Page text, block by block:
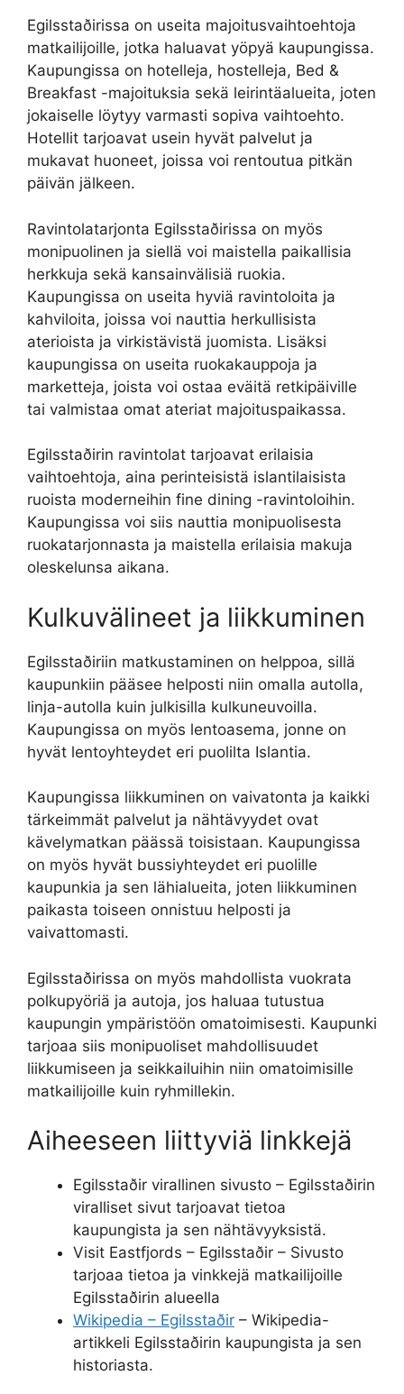
Egilsstaðirissa on useita majoitusvaihtoehtoja
matkailijoille, jotka haluavat yöpyä kaupungissa.
Kaupungissa on hotelleja, hostelleja, Bed &
Breakfast -majoituksia sekä leirintäalueita, joten
jokaiselle löytyy varmasti sopiva vaihtoehto.
Hotellit tarjoavat usein hyvät palvelut ja
mukavat huoneet, joissa voi rentoutua pitkän
päivän jälkeen.
Ravintolatarjonta Egilsstaðirissa on myös
monipuolinen ja siellä voi maistella paikallisia
herkkuja sekä kansainvälisiä ruokia.
Kaupungissa on useita hyviä ravintoloita ja
kahviloita, joissa voi nauttia herkullisista
aterioista ja virkistävistä juomista. Lisäksi
kaupungissa on useita ruokakauppoja ja
marketteja, joista voi ostaa eväitä retkipäiville
tai valmistaa omat ateriat majoituspaikassa.
Egilsstaðirin ravintolat tarjoavat erilaisia
vaihtoehtoja, aina perinteisistä islantilaisista
ruoista moderneihin fine dining -ravintoloihin.
Kaupungissa voi siis nauttia monipuolisesta
ruokatarjonnasta ja maistella erilaisia makuja
oleskelunsa aikana.
Kulkuvälineet ja liikkuminen
Egilsstaðiriin matkustaminen on helppoa, sillä
kaupunkiin pääsee helposti niin omalla autolla,
linja-autolla kuin julkisilla kulkuneuvoilla.
Kaupungissa on myös lentoasema, jonne on
hyvät lentoyhteydet eri puolilta Islantia.
Kaupungissa liikkuminen on vaivatonta ja kaikki
tärkeimmät palvelut ja nähtävyydet ovat
kävelymatkan päässä toisistaan. Kaupungissa
on myös hyvät bussiyhteydet eri puolille
kaupunkia ja sen lähialueita, joten liikkuminen
paikasta toiseen onnistuu helposti ja
vaivattomasti.
Egilsstaðirissa on myös mahdollista vuokrata
polkupyöriä ja autoja, jos haluaa tutustua
kaupungin ympäristöön omatoimisesti. Kaupunki
tarjoaa siis monipuoliset mahdollisuudet
liikkumiseen ja seikkailuihin niin omatoimisille
matkailijoille kuin ryhmillekin.
Aiheeseen liittyviä linkkejä
Egilsstaðir virallinen sivusto – Egilsstaðirin
viralliset sivut tarjoavat tietoa
kaupungista ja sen nähtävyyksistä.
Visit Eastfjords – Egilsstaðir – Sivusto
tarjoaa tietoa ja vinkkejä matkailijoille
Egilsstaðirin alueella
Wikipedia – Egilsstaðir – Wikipedia-
artikkeli Egilsstaðirin kaupungista ja sen
historiasta.